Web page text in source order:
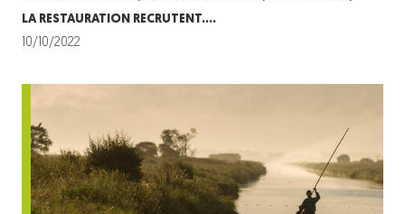
LA RESTAURATION RECRUTENT….
10/10/2022